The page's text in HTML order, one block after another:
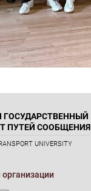
ГОСУДАРСТВЕННЫЙ
ПУТЕЙ СООБЩЕНИЯ
UNIVERSITY